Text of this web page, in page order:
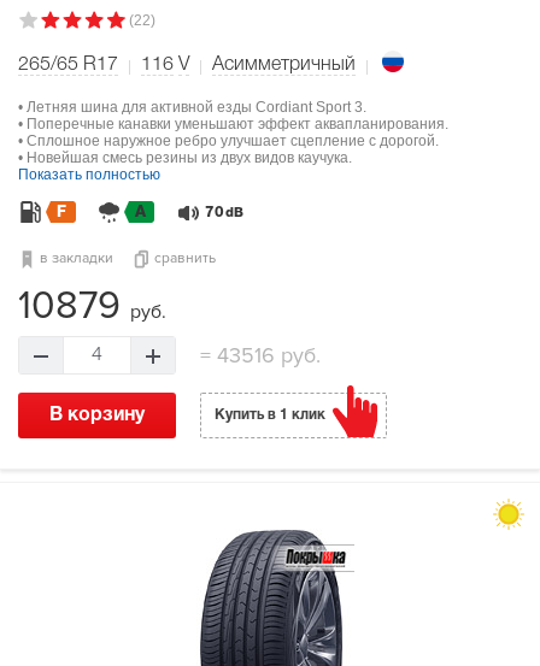
(22)
265/65 R17 116 V Асимметричный
• Летняя шина для активной езды Cordiant Sport 3.
• Поперечные канавки уменьшают эффект аквапланирования.
• Сплошное наружное ребро улучшает сцепление с дорогой.
• Новейшая смесь резины из двух видов каучука.
Показать полностью
F A 70 dB
в закладки сравнить
10879 руб.
4 =43516 руб.
В корзину Купить в 1 клик